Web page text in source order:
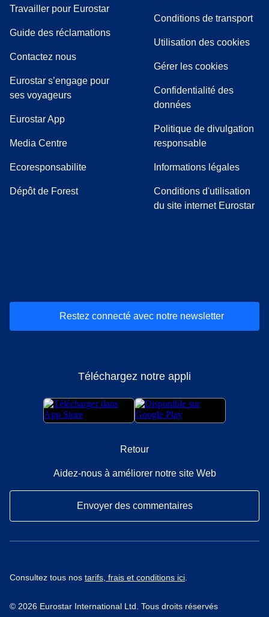
Travailler pour Eurostar
Guide des réclamations((
Contactez nous
Eurostar s’engage pour
ses voyageurs
Eurostar App
Media Centre( Ouvre un nouvel onglet)
Ecoresponsabilite
Dépôt de Forest
Conditions de transport
Utilisation des cookies
Gérer les cookies
Confidentialité des
données
Politique de divulgation
responsable
Informations légales
Conditions d'utilisation
du site internet Eurostar
Restez connecté avec notre newsletter
Téléchargez notre appli
Retour
Aidez-nous à améliorer notre site Web
Envoyer des commentaires
Consultez tous nos tarifs, frais et conditions ici
© 2026 Eurostar International Ltd. Tous droits réservés